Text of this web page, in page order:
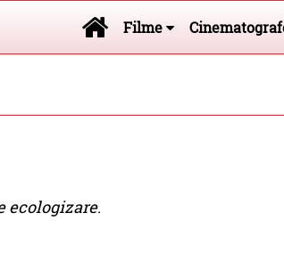
Filme
ecologizare.